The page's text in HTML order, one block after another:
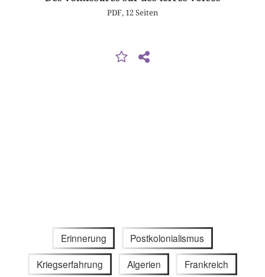
PDF, 12 Seiten
Erinnerung Postkolonialismus
Kriegserfahrung Algerien Frankreich